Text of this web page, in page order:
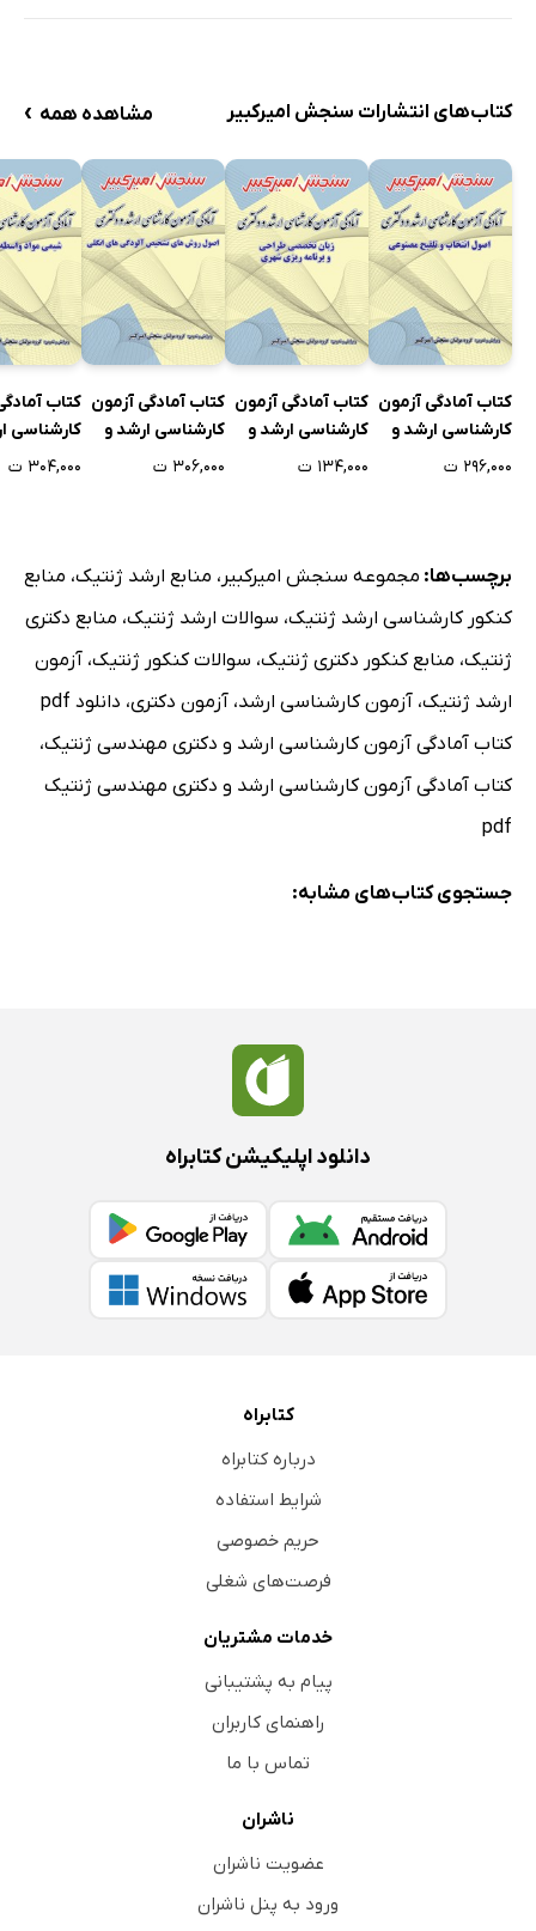
کتاب‌های انتشارات سنجش امیرکبیر مشاهده همه ›
کتاب آمادگی آزمون
کارشناسی ارشد و
دکتری اصول انتخاب
۲۹۶,۰۰۰ ت
کتاب آمادگی آزمون
کارشناسی ارشد و
دکتری زبان تخصصی
۱۳۴,۰۰۰ ت
کتاب آمادگی آزمون
کارشناسی ارشد و
دکتری اصول
۳۰۶,۰۰۰ ت
کتاب
کارشناسی
دکتری
۳۰۴,۰۰۰ ت
برچسب‌ها: مجموعه سنجش امیرکبیر ، منابع ارشد ژنتیک، منابع
کنکور کارشناسی ارشد ژنتیک، سوالات ارشد ژنتیک، منابع دکتری
ژنتیک، منابع کنکور دکتری ژنتیک، سوالات کنکور ژنتیک، آزمون
ارشد ژنتیک، آزمون کارشناسی ارشد، آزمون دکتری،
دانلود pdf
کتاب آمادگی آزمون کارشناسی ارشد و دکتری مهندسی ژنتیک،
کتاب آمادگی آزمون کارشناسی ارشد و دکتری مهندسی ژنتیک
pdf
جستجوی کتاب‌های مشابه:
دانلود اپلیکیشن کتابراه
کتابراه
درباره کتابراه
شرایط استفاده
حریم خصوصی
فرصت‌های شغلی
خدمات مشتریان
پیام به پشتیبانی
راهنمای کاربران
تماس با ما
ناشران
عضویت ناشران
ورود به پنل ناشران